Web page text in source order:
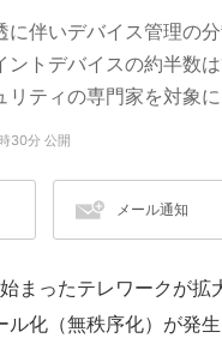
に伴いデバイス管理の
ントデバイスの約半数
ティの専門家を対象
30分 公開
メール通知
まったテレワークが拡
ル化（無秩序化）が発